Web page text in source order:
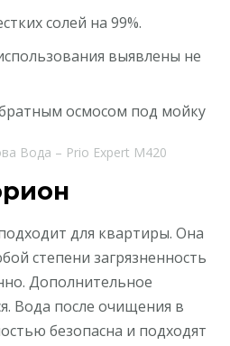
солей на 99%.
выявлены не
Вода – Prio Expert M420
для квартиры. Она
степени загрязненность
Дополнительное
Вода после очищения в
безопасна и подходят